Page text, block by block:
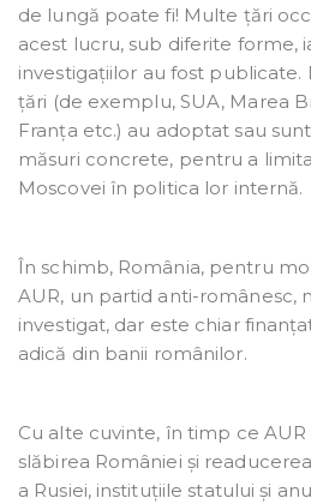
de lungă poate fi! Multe țări
acest lucru, sub diferite forme,
investigațiilor au fost publicate.
țări (de exemplu, SUA, Marea
Franța etc.) au adoptat sau
măsuri concrete, pentru a
Moscovei în politica lor internă.
În schimb, România, pentru
AUR, un partid anti-românesc,
investigat, dar este chiar
adică din banii românilor.
Cu alte cuvinte, în timp ce
slăbirea României și
a Rusiei, instituțiile statului și